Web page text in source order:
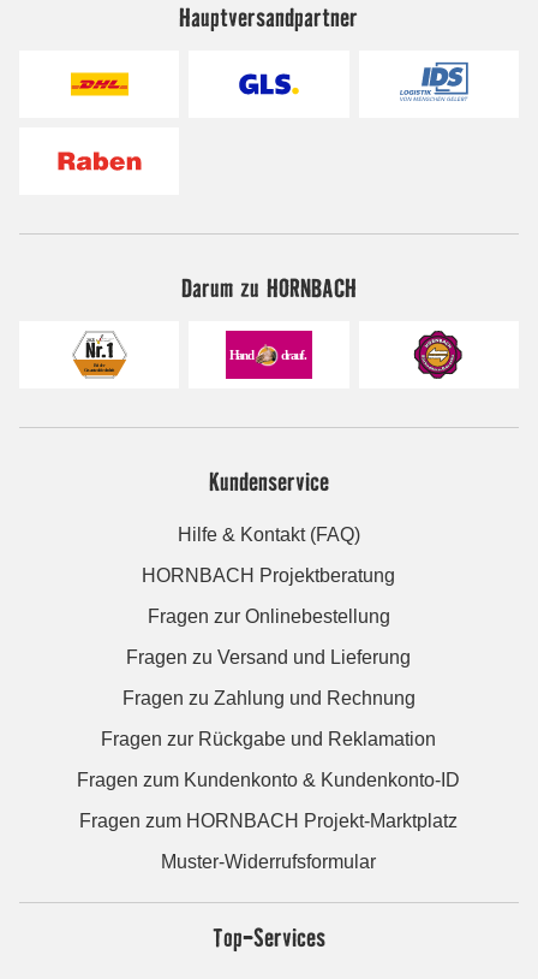
Hauptversandpartner
Darum zu HORNBACH
Kundenservice
Hilfe & Kontakt (FAQ)
HORNBACH Projektberatung
Fragen zur Onlinebestellung
Fragen zu Versand und Lieferung
Fragen zu Zahlung und Rechnung
Fragen zur Rückgabe und Reklamation
Fragen zum Kundenkonto & Kundenkonto-ID
Fragen zum HORNBACH Projekt-Marktplatz
Muster-Widerrufsformular
Top-Services